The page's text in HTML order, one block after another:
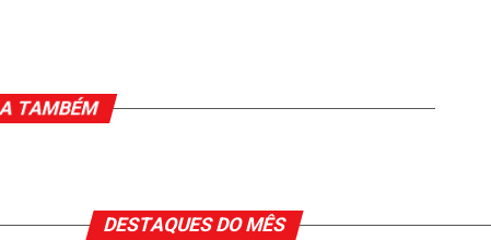
TAMBÉM
DESTAQUES DO MÊS